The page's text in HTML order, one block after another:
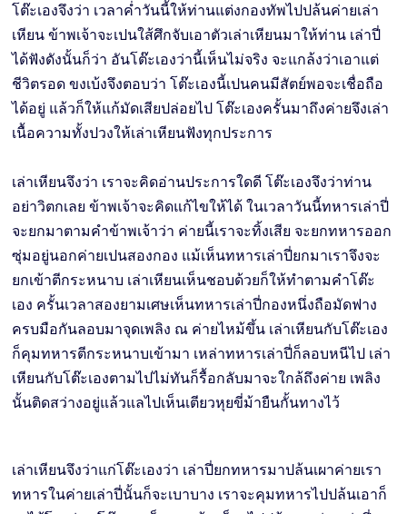
โต๊ะเองจึงว่า เวลาคํ่าวันนี้ให้ท่านแต่งกองทัพไปปล้นค่ายเล่า
เหียน ข้าพเจ้าจะเปนใส้ศึกจับเอาตัวเล่าเหียนมาให้ท่าน เล่าปี่
ได้ฟังดังนั้นก็ว่า อันโต๊ะเองว่านี้เห็นไม่จริง จะแกล้งว่าเอาแต่
ชีวิตรอด ขงเบ้งจึงตอบว่า โต๊ะเองนี้เปนคนมีสัตย์พอจะเชื่อถือ
ได้อยู่ แล้วก็ให้แก้มัดเสียปล่อยไป โต๊ะเองครั้นมาถึงค่ายจึงเล่า
เนื้อความทั้งปวงให้เล่าเหียนฟังทุกประการ
เล่าเหียนจึงว่า เราจะคิดอ่านประการใดดี โต๊ะเองจึงว่าท่าน
อย่าวิตกเลย ข้าพเจ้าจะคิดแก้ไขให้ได้ ในเวลาวันนี้ทหารเล่าปี่
จะยกมาตามคำข้าพเจ้าว่า ค่ายนี้เราจะทิ้งเสีย จะยกทหารออก
ซุ่มอยู่นอกค่ายเปนสองกอง แม้เห็นทหารเล่าปี่ยกมาเราจึงจะ
ยกเข้าตีกระหนาบ เล่าเหียนเห็นชอบด้วยก็ให้ทำตามคำโต๊ะ
เอง ครั้นเวลาสองยามเศษเห็นทหารเล่าปี่กองหนึ่งถือมัดฟาง
ครบมือกันลอบมาจุดเพลิง ณ ค่ายไหม้ขึ้น เล่าเหียนกับโต๊ะเอง
ก็คุมทหารตีกระหนาบเข้ามา เหล่าทหารเล่าปี่ก็ลอบหนีไป เล่า
เหียนกับโต๊ะเองตามไปไม่ทันก็รื้อกลับมาจะใกล้ถึงค่าย เพลิง
นั้นติดสว่างอยู่แล้วแลไปเห็นเตียวหุยขี่ม้ายืนกั้นทางไว้
เล่าเหียนจึงว่าแก่โต๊ะเองว่า เล่าปี่ยกทหารมาปล้นเผาค่ายเรา
ทหารในค่ายเล่าปี่นั้นก็จะเบาบาง เราจะคุมทหารไปปล้นเอาก็